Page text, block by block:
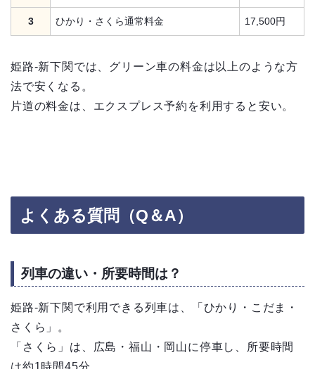
3 ひかり・さくら通常料金 17,500円
姫路-新下関では、グリーン車の料金は以上のような方
法で安くなる。
片道の料金は、エクスプレス予約を利用すると安い。
よくある質問（Q＆A）
列車の違い・所要時間は？
姫路-新下関で利用できる列車は、「ひかり・こだま・
さくら」。
「さくら」は、広島・福山・岡山に停車し、所要時間
は約1時間45分。